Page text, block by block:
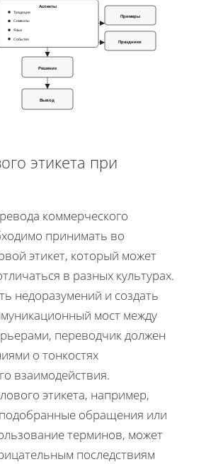
Аспекты
Традиции
Символы
Язык
События
Примеры
Праздники
Решение
Вывод
этикета при
коммерческого
принимать во
этикет, который может
в разных культурах.
недоразумений и создать
мост между
переводчик должен
о тонкостях
взаимодействия.
этикета, например,
обращения или
терминов, может
последствиям